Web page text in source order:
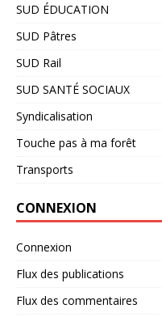
SUD ÉDUCATION
SUD Pâtres
SUD Rail
SUD SANTÉ SOCIAUX
Syndicalisation
Touche pas à ma forêt
Transports
CONNEXION
Connexion
Flux des publications
Flux des commentaires